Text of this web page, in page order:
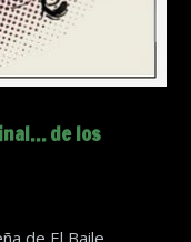
de los
de El Baile